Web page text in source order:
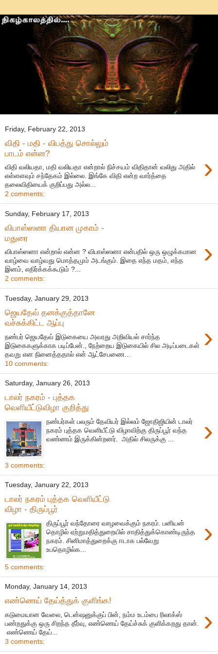
Friday, February 22, 2013
விதி - மதி - விபத்து சொல்லும்
பாடம் என்ன?
›
விதி வலியதா, மதி வலியதா என்றால் நிச்சயம் விதிதான் வலிது அதில்
எள்ளளவும் சந்தேகம் இல்லை. இங்கே விதி என்ற வார்த்தை
தலைவிதியைக் குறிப்பது அல்ல...
2 comments:
Sunday, February 17, 2013
விபாஸ்ஸனா தியான முகாம் -
மதுரை
›
விபாஸ்ஸனா என்றால் என்ன ? விபாஸ்ஸனா என்பதில் ஒரு ஒழுக்கமான
வாழ்வை வாழ்வது மொத்தமும் அடங்கும். இதை எந்த மதம், எந்த
இனம், எதிர்க்கக்கூடும் ?...
2 comments:
Tuesday, January 29, 2013
ஜெயதேவ் தனக்குத்தானே
வச்சுக்கிட்ட ஆப்பு
›
நண்பர் ஜெயதேவ் இடுகையை அவரது அறிவியல் சார்ந்த
இடுகைகளுக்காக படிப்பேன்., நேற்றைய இடுகையில் சில அடிப்படைகள்
தவறு என நினைத்ததால் என் ஆட்சேபணை...
10 comments:
Saturday, January 26, 2013
டாலர் நகரம் - புத்தக
வெளியீட்டுவிழா குறித்து
›
நண்பர்கள் பலரும் தேவியர் இல்லம் ஜோதிஜியின் டாலர்
நகரம் புத்தக வெளியீட்டு விழாவிற்கு திருப்பூர் வந்த
வண்ணம் இருக்கின்றனர். அதில் சிலருக்கு ...
3 comments:
Tuesday, January 22, 2013
டாலர் நகரம் புத்தக வெளியீட்டு
விழா - திருப்பூர்
›
திருப்பூர் வந்தோரை வாழவைக்கும் நகரம். பனியன்
தொழில் ஏற்றுமதித்துறையில் சாதித்துக்கொண்டிருந்த
நகரம். சினிமாத்துறைக்கு ஈடாக பல்வேறு
உபதொழில்க...
5 comments:
Monday, January 14, 2013
எண்ணெய் தேய்த்துக் குளிங்க!
›
கடுமையான வேலை, டென்ஷனுக்குப் பின், நம்ம உடம்பை ரிலாக்ஸ்
பண்றதுக்கு ஒரு சிறந்த தீர்வு, எண்ணெய் தேய்ச்சுக் குளிக்கறது தான்.
எண்ணெய் தேய்...
3 comments: